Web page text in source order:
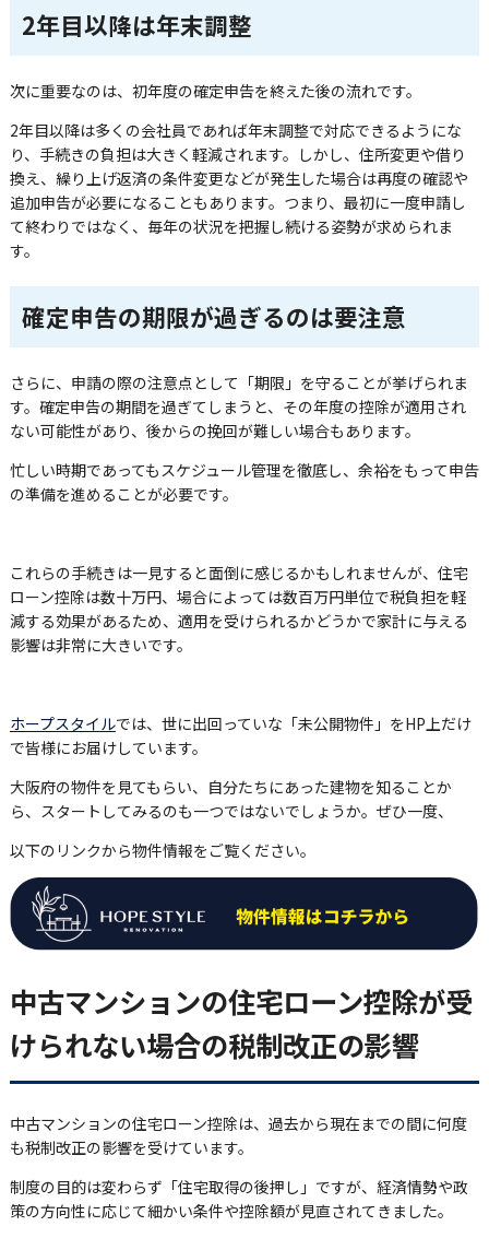
2年目以降は年末調整
次に重要なのは、初年度の確定申告を終えた後の流れです。
2年目以降は多くの会社員であれば年末調整で対応できるようにな
り、手続きの負担は大きく軽減されます。しかし、住所変更や借り
換え、繰り上げ返済の条件変更などが発生した場合は再度の確認や
追加申告が必要になることもあります。つまり、最初に一度申請し
て終わりではなく、毎年の状況を把握し続ける姿勢が求められま
す。
確定申告の期限が過ぎるのは要注意
さらに、申請の際の注意点として「期限」を守ることが挙げられま
す。確定申告の期間を過ぎてしまうと、その年度の控除が適用され
ない可能性があり、後からの挽回が難しい場合もあります。
忙しい時期であってもスケジュール管理を徹底し、余裕をもって申告
の準備を進めることが必要です。
これらの手続きは一見すると面倒に感じるかもしれませんが、住宅
ローン控除は数十万円、場合によっては数百万円単位で税負担を軽
減する効果があるため、適用を受けられるかどうかで家計に与える
影響は非常に大きいです。
ホープスタイルでは、世に出回っていな「未公開物件」をHP上だけ
で皆様にお届けしています。
大阪府の物件を見てもらい、自分たちにあった建物を知ることか
ら、スタートしてみるのも一つではないでしょうか。ぜひ一度、
以下のリンクから物件情報をご覧ください。
中古マンションの住宅ローン控除が受
けられない場合の税制改正の影響
中古マンションの住宅ローン控除は、過去から現在までの間に何度
も税制改正の影響を受けています。
制度の目的は変わらず「住宅取得の後押し」ですが、経済情勢や政
策の方向性に応じて細かい条件や控除額が見直されてきました。